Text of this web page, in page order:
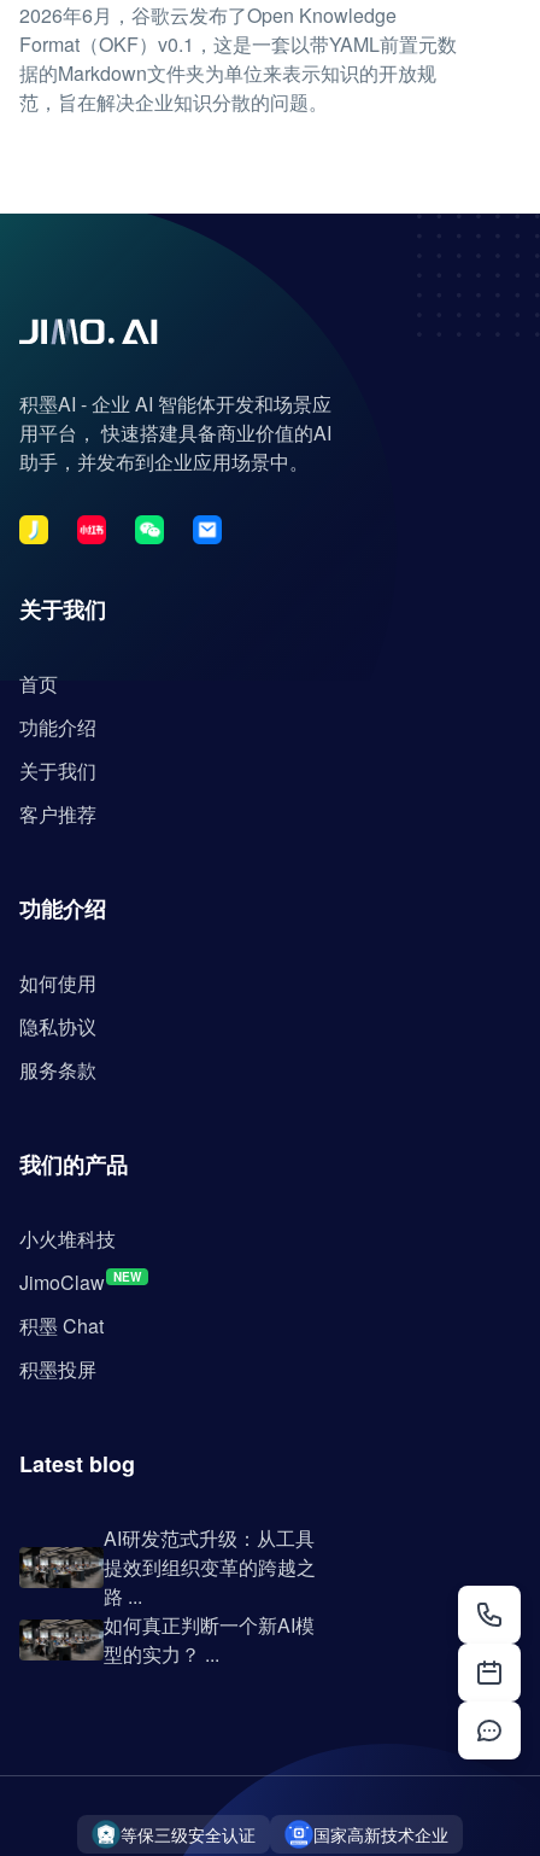
2026年6月，谷歌云发布了Open Knowledge
Format（OKF）v0.1，这是一套以带YAML前置元数
据的Markdown文件夹为单位来表示知识的开放规
范，旨在解决企业知识分散的问题。
积墨AI - 企业 AI 智能体开发和场景应
用平台， 快速搭建具备商业价值的AI
助手，并发布到企业应用场景中。
关于我们
首页
功能介绍
关于我们
客户推荐
功能介绍
如何使用
隐私协议
服务条款
我们的产品
小火堆科技
JimoClaw NEW
积墨 Chat
积墨投屏
Latest blog
AI研发范式升级：从工具
提效到组织变革的跨越之
路 ...
如何真正判断一个新AI模
型的实力？ ...
等保三级安全认证 国家高新技术企业